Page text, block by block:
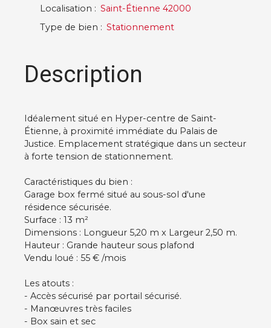
Localisation : Saint-Étienne 42000
Type de bien : Stationnement
Description
Idéalement situé en Hyper-centre de Saint-
Étienne, à proximité immédiate du Palais de
Justice. Emplacement stratégique dans un secteur
à forte tension de stationnement.
Caractéristiques du bien :
Garage box fermé situé au sous-sol d'une
résidence sécurisée.
Surface : 13 m²
Dimensions : Longueur 5,20 m x Largeur 2,50 m.
Hauteur : Grande hauteur sous plafond
Vendu loué : 55 € /mois
Les atouts :
- Accès sécurisé par portail sécurisé.
- Manœuvres très faciles
- Box sain et sec